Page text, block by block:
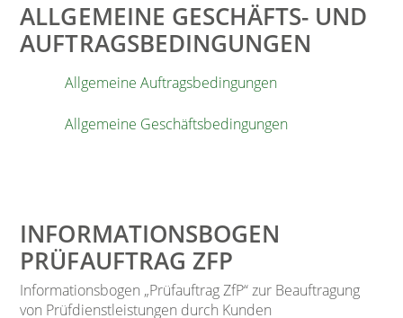
ALLGEMEINE GESCHÄFTS- UND
AUFTRAGSBEDINGUNGEN
Allgemeine Auftragsbedingungen
Allgemeine Geschäftsbedingungen
INFORMATIONSBOGEN
PRÜFAUFTRAG ZFP
Informationsbogen „Prüfauftrag ZfP“ zur Beauftragung
von Prüfdienstleistungen durch Kunden